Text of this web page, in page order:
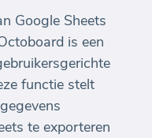
Google Sheets
is een
functie stelt
te exporteren